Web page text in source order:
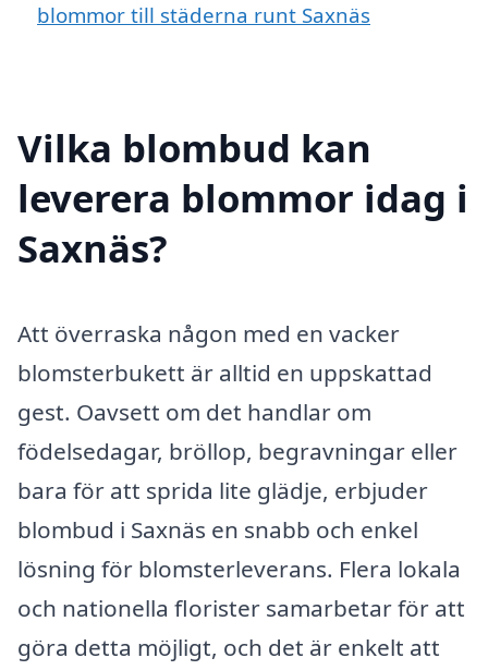
blommor till städerna runt Saxnäs
Vilka blombud kan
leverera blommor idag i
Saxnäs?
Att överraska någon med en vacker
blomsterbukett är alltid en uppskattad
gest. Oavsett om det handlar om
födelsedagar, bröllop, begravningar eller
bara för att sprida lite glädje, erbjuder
blombud i Saxnäs en snabb och enkel
lösning för blomsterleverans. Flera lokala
och nationella florister samarbetar för att
göra detta möjligt, och det är enkelt att